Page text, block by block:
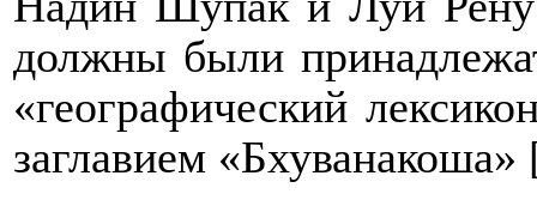
должны были
«географический
заглавием